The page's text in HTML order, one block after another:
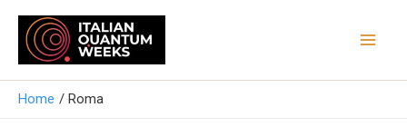
Vai
contenuto
Home Roma